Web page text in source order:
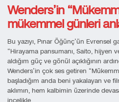
Wenders’in
mükemmel günleri
Bu yazıyı, Pınar Öğünç’ün Evrensel
“Hirayama pansumanı, Saito, hijyen
aldığım güç ve gönül açıklığının
Wenders’in çok ses getiren
başladığım anda beni yakalayan ve
aklımın, hem kalbimin üzerinde